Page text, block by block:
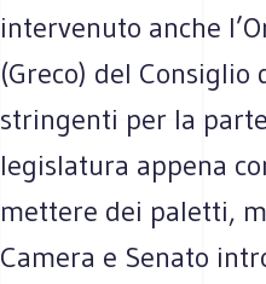
intervenuto anche
(Greco) del Consiglio
stringenti per la
legislatura appena
mettere dei paletti,
Camera e Senato